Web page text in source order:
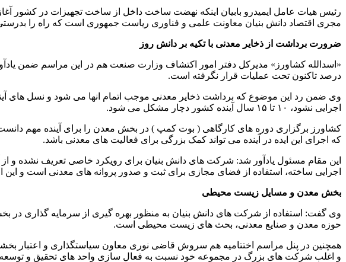
رئیس هیات عامل ایمیدرو بابیان اینکه نهضت ساخت داخل از ساخت تجهیزات در
مجری اقتصاد دانش بنیان معاونت علمی و فناوری ریاست جمهوری است که راه را
ضرورت برداشت از ذخایر معدنی با تکیه بر دانش روز
درصد تاکنون تحت عملیات قرار نگرفته است.
وی ضمن رد این موضوع که برداشت ذخایر معدنی موجب اتمام انها می شود و نسل های آینده
اجرایی نشود، ۱۰ تا ۱۵ سال آینده کشور دچار مشکل می شود.
کشاورز برگزاری دوره های کارگاهی ( بوت کمپ ) در بخش معدن را برای آینده مهم دانست
که اجرای این ایده در آینده می تواند کمک بزرگی برای فعالیت های معدنی باشد.
این مقام مسئول یادآور شد: شرکت های دانش بنیان برای رویکرد خاصی تعریف نشده و
اجرایی ساخته، استفاده از فضای مجازی برای ثبت و صدور پروانه های معدنی است
بخش معدن و مسایل زیست محیطی
وی گفت: استفاده از شرکت های دانش بنیان به منظور بهره گیری از سرمایه گذاری
حوزه معدن و صنایع معدنی، بحث های زیست محیطی است.
همچنین در پنل مراسم اختتامیه هم سروش قاضی نوری معاون سیاستگذاری و اعتبار
و اغلب شرکت های بزرگ در مجموعه خود نسبت به فعال سازی واحد های تحقیق و توسعه